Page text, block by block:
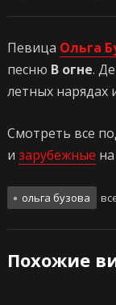
Певица Ольга
песню В огне.
летных нарядах
Смотреть все
и зарубежные
ольга бузова
Похожие